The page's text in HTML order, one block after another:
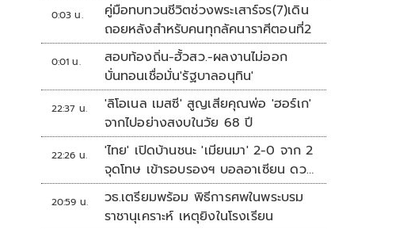
0:03 น.
คู่มือทบทวนชีวิตช่วงพระเสาร์จร(7)เดิน
ถอยหลังสำหรับคนทุกลัคนาราศีตอนที่2
0:01 น.
สอบท้องถิ่น-ฮั้วสว.-ผลงานไม่ออก
บั่นทอนเชื่อมั่น'รัฐบาลอนุทิน'
22:37 น.
'ลิโอเนล เมสซี' สูญเสียคุณพ่อ 'ฮอร์เก'
จากไปอย่างสงบในวัย 68 ปี
22:26 น.
'ไทย' เปิดบ้านชนะ 'เมียนมา' 2-0 จาก 2
จุดโทษ เข้ารอบรองฯ บอลอาเซียน ดวล
'สิงคโปร์'
20:59 น.
วธ.เตรียมพร้อม พิธีการศพในพระบรม
ราชานุเคราะห์ เหตุยิงในโรงเรียน